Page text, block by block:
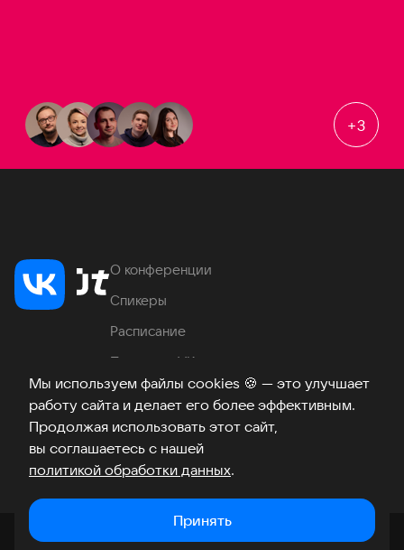
Мы используем файлы cookies 🍪 — это улучшает
работу сайта и делает его более эффективным.
Продолжая использовать этот сайт,
вы соглашаетесь с нашей
политикой обработки данных.
Принять
Закрыть
+3
О конференции
Спикеры
Расписание
Продукты VK
Место проведения
Часто задаваемые вопросы
ТелеграмВКонтакте
Хабр
Возникли вопросы? ©2026